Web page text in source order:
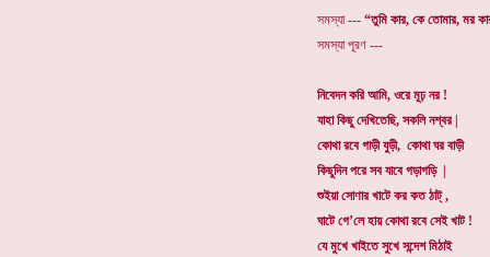
সমস্যা --- “তুমি কার, কে তোমার, মর
সমস্যা পূরণ ---
নিবেদন করি আমি, ওরে মূঢ় নর !
যাহা কিছু দেখিতেছি, সকলি নশ্বর |
কোথা রবে গাড়ী যুড়ী, কোথা ঘর বাড়ী
কিছুদিন পরে সব যাবে গড়াগড়ি |
শুইয়া সোণার খাটে কর কত ঠাট্ ,
ঘাটে গে’লে হায় কোথা রবে সেই খাট !
যে মুখে খাইতে সুখে সন্দেশ মিঠাই